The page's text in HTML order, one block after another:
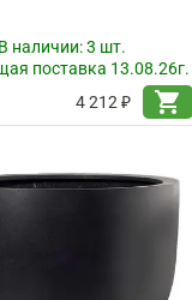
наличии:3 шт.
поставка 13.08.26г.
4 212 ₽
shopping_cart